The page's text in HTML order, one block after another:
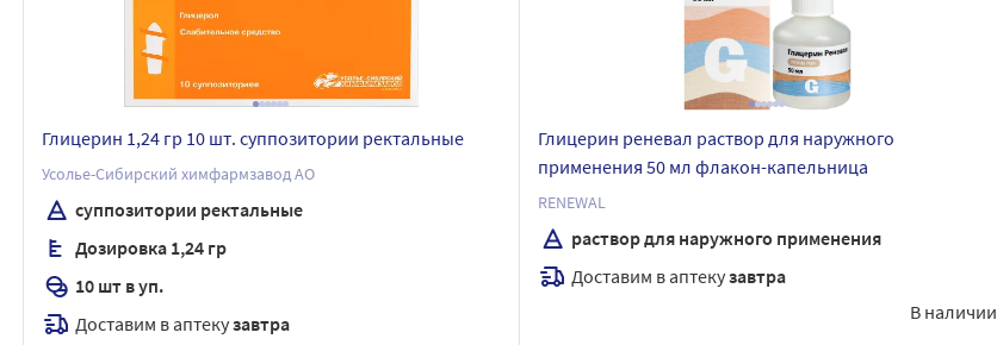
Глицерин 1,24 гр 10 шт. суппозитории ректальные
Усолье-Сибирский химфармзавод АО
суппозитории ректальные
Дозировка 1,24 гр
10 шт в уп.
Доставим в аптекузавтра
Глицерин реневал раствор для наружного
применения 50 мл флакон-капельница
RENEWAL
раствор для наружного применения
Доставим в аптекузавтра
В наличии